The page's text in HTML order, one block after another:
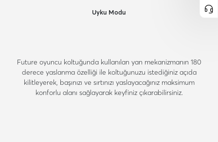
Uyku Modu
Future oyuncu koltuğunda kullanılan yan mekanizmanın 180
derece yaslanma özelliği ile koltuğunuzu istediğiniz açıda
kilitleyerek, başınızı ve sırtınızı yaslayacağınız maksimum
konforlu alanı sağlayarak keyfiniz çıkarabilirsiniz.